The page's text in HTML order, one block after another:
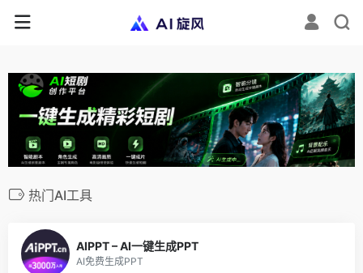
热门AI工具
AIPPT – AI一键生成PPT
AI免费生成PPT